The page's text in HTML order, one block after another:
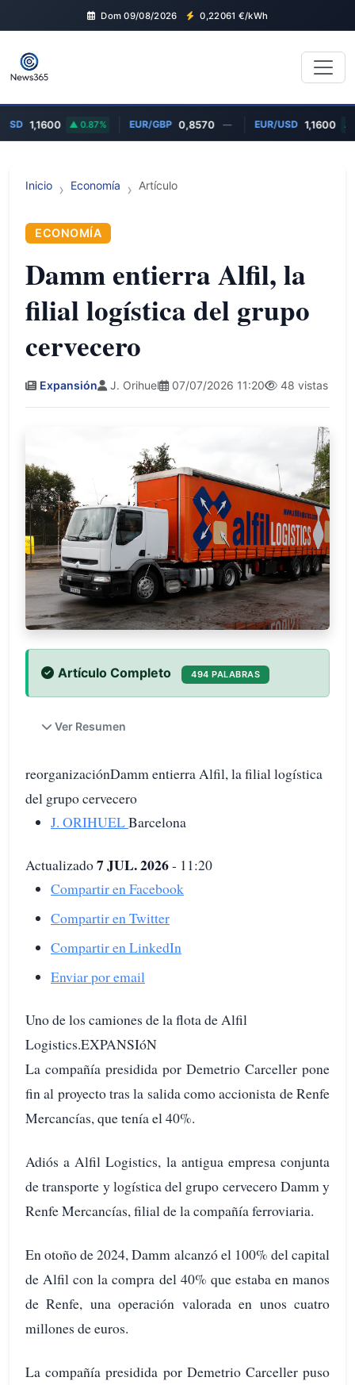
Dom 09/08/2026 0,22061 €/kWh
1,1600 0.87% EUR/GBP 0,8570 — EUR/USD 1,1600
Inicio Economía Artículo
ECONOMÍA
Damm entierra Alfil, la
filial logística del grupo
cervecero
Expansión J. Orihuel 07/07/2026 11:20 48 vistas
Artículo Completo 494 PALABRAS
Ver Resumen
reorganizaciónDamm entierra Alfil, la filial logística
del grupo cervecero
J. ORIHUELBarcelona
Actualizado7 JUL. 2026- 11:20
Compartir en Facebook
Compartir en Twitter
Compartir en LinkedIn
Enviar por email
Uno de los camiones de la flota de Alfil
Logistics.EXPANSIóN
La compañía presidida por Demetrio Carceller pone
fin al proyecto tras la salida como accionista de Renfe
Mercancías, que tenía el 40%.
Adiós a Alfil Logistics, la antigua empresa conjunta
de transporte y logística del grupo cervecero Damm y
Renfe Mercancías, filial de la compañía ferroviaria.
En otoño de 2024, Damm alcanzó el 100% del capital
de Alfil con la compra del 40% que estaba en manos
de Renfe, una operación valorada en unos cuatro
millones de euros.
La compañía presidida por Demetrio Carceller puso